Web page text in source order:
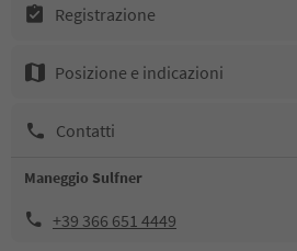
Registrazione
Posizione e indicazioni
Contatti
Maneggio Sulfner
+39 366 651 4449